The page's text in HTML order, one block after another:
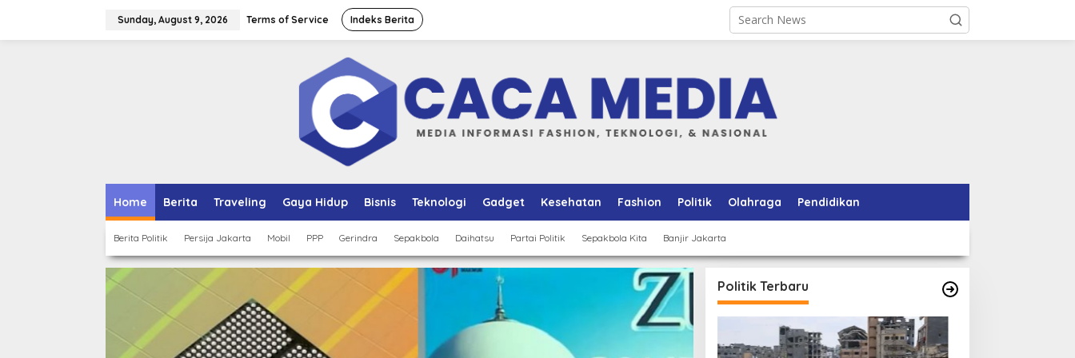
Sunday, August 9, 2026 Terms of Service Indeks Berita
Home Berita Traveling Gaya Hidup Bisnis Teknologi Gadget Kesehatan Fashion Politik Olahraga Pendidikan
Berita Politik Persija Jakarta Mobil PPP Gerindra Sepakbola Daihatsu Partai Politik Sepakbola Kita Banjir Jakarta
Politik Terbaru